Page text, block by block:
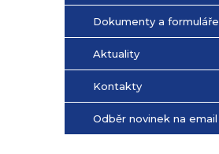
Dokumenty a formuláře
Aktuality
Kontakty
Odběr novinek na email